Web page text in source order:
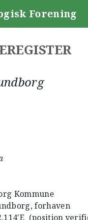
Forening
Kommune
forhaven
(position